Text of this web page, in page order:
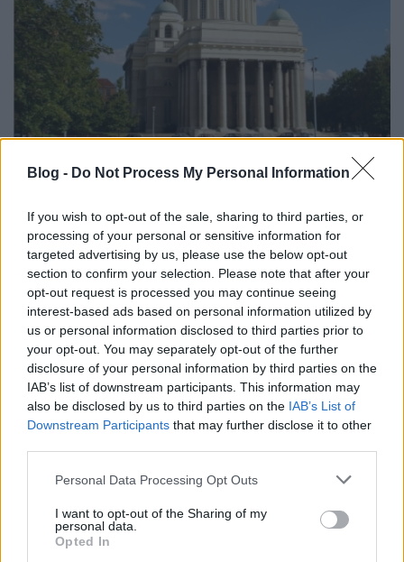
Blog - Do Not Process My Personal Information
If you wish to opt-out of the sale, sharing to third parties, or
processing of your personal or sensitive information for
targeted advertising by us, please use the below opt-out
section to confirm your selection. Please note that after your
opt-out request is processed you may continue seeing
interest-based ads based on personal information utilized by
us or personal information disclosed to third parties prior to
your opt-out. You may separately opt-out of the further
disclosure of your personal information by third parties on the
IAB’s list of downstream participants. This information may
also be disclosed by us to third parties on the IAB’s List of
Downstream Participants that may further disclose it to other
Please note that this website/app uses one or more Google
not limited to your visit or usage behaviour. You may click to
grant or deny consent to Google and its third-party tags to
use your data for below specified purposes in below Google
Personal Data Processing Opt Outs
I want to opt-out of the Sharing of my
personal data.
Opted In
A Tisztviselőtelepen felvirágzott a társasági élet is,
amiben jelentős szerepe volt a kocsma
megnyitásának (ma Kalocsai Paprikacsárda, magas
árakkal, külföldi vendégekkel, Váci utcai
népművészettel). Mindenesetre az őslakosok
dalárdát alapítottak. Akadt olyan lakó, aki arra
gondolt: kecskéket vesz, hogy a Rezső téren
legelésszenek, akik majd mások felesleges füveit is
elfogyaszthatják. A tájidegen nyájnak azonban
hamarost mennie kellett, mivel fűnyíróként
működött, nem kímélt fát, virágot. Megalakult a
Tornaegylet is.